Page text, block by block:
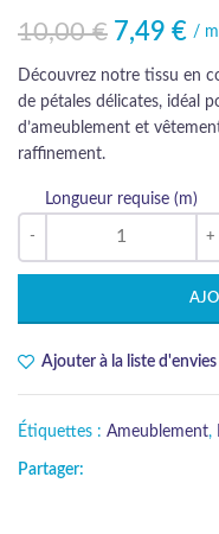
10,00€
Le prix initial était : 10,00 €.
7,49 €
Le prix actuel est : 7,49 €.
/
Découvrez notre tissu en
de pétales délicates, idéal
d’ameublement et
raffinement.
Longueur requise (m)
Ajouter à la liste d'envies
Étiquettes : Ameublement,
Partager: